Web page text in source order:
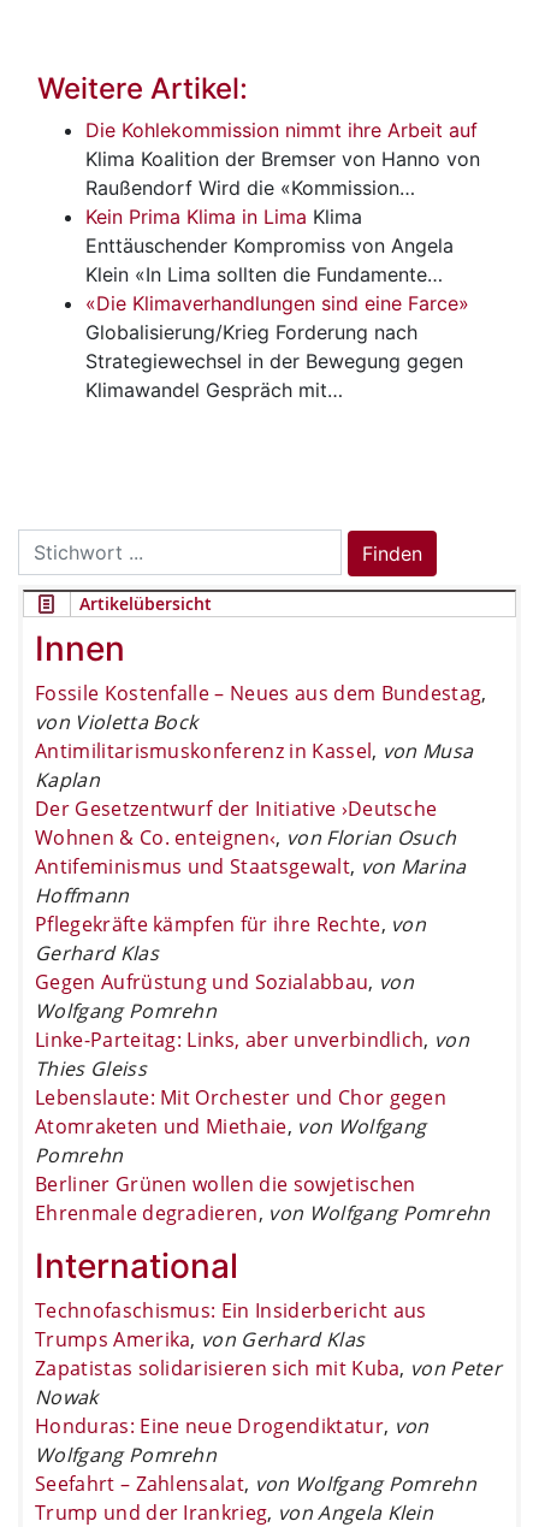
Weitere Artikel:
Die Kohlekommission nimmt ihre Arbeit auf
Klima Koalition der Bremser von Hanno von
Raußendorf Wird die «Kommission…
Kein Prima Klima in Lima Klima
Enttäuschender Kompromiss von Angela
Klein «In Lima sollten die Fundamente…
«Die Klimaverhandlungen sind eine Farce»
Globalisierung/Krieg Forderung nach
Strategiewechsel in der Bewegung gegen
Klimawandel Gespräch mit…
Search
for:
Finden
Artikelübersicht
Innen
Fossile Kostenfalle – Neues aus dem Bundestag,
von Violetta Bock
Antimilitarismuskonferenz in Kassel, von Musa
Kaplan
Der Gesetzentwurf der Initiative ›Deutsche
Wohnen & Co. enteignen‹, von Florian Osuch
Antifeminismus und Staatsgewalt, von Marina
Hoffmann
Pflegekräfte kämpfen für ihre Rechte, von
Gerhard Klas
Gegen Aufrüstung und Sozialabbau, von
Wolfgang Pomrehn
Linke-Parteitag: Links, aber unverbindlich, von
Thies Gleiss
Lebenslaute: Mit Orchester und Chor gegen
Atomraketen und Miethaie, von Wolfgang
Pomrehn
Berliner Grünen wollen die sowjetischen
Ehrenmale degradieren, von Wolfgang Pomrehn
International
Technofaschismus: Ein Insiderbericht aus
Trumps Amerika, von Gerhard Klas
Zapatistas solidarisieren sich mit Kuba, von Peter
Nowak
Honduras: Eine neue Drogendiktatur, von
Wolfgang Pomrehn
Seefahrt – Zahlensalat, von Wolfgang Pomrehn
Trump und der Irankrieg, von Angela Klein